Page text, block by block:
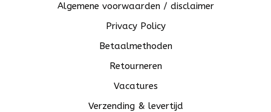
Algemene voorwaarden / disclaimer
Privacy Policy
Betaalmethoden
Retourneren
Vacatures
Verzending & levertijd